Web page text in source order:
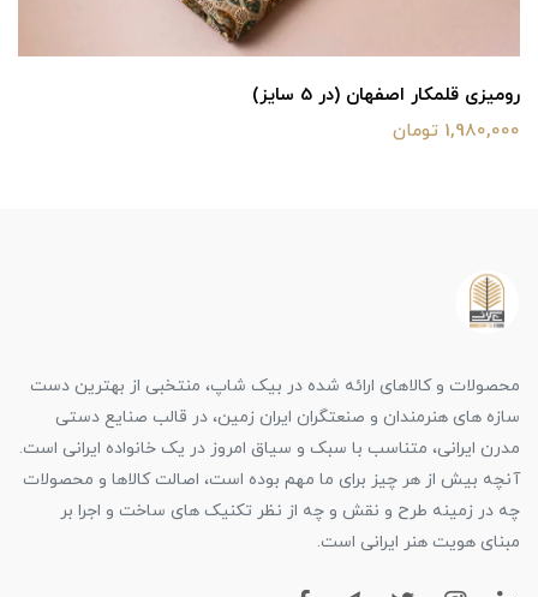
رومیزی قلمکار اصفهان (در 5 سایز)
1,980,000 تومان
محصولات و کالاهای ارائه شده در بیک شاپ، منتخبی از بهترین دست
سازه های هنرمندان و صنعتگران ایران زمین، در قالب صنایع دستی
مدرن ایرانی، متناسب با سبک و سیاق امروز در یک خانواده ایرانی است.
آنچه بیش از هر چیز برای ما مهم بوده است، اصالت کالاها و محصولات
چه در زمینه طرح و نقش و چه از نظر تکنیک های ساخت و اجرا بر
مبنای هویت هنر ایرانی است.